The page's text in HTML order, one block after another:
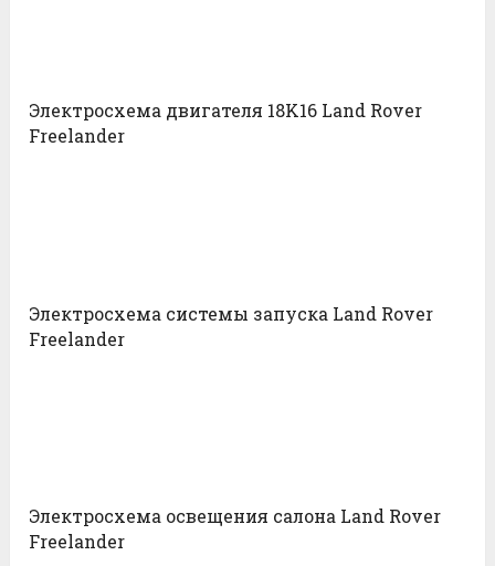
Электросхема двигателя 18K16 Land Rover
Freelander
Электросхема системы запуска Land Rover
Freelander
Электросхема освещения салона Land Rover
Freelander